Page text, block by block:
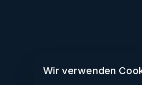
Wir verwenden